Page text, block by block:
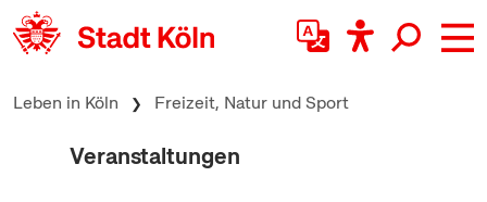
zum Inhalt springen
Leben in Köln Freizeit, Natur und Sport
Veranstaltungen